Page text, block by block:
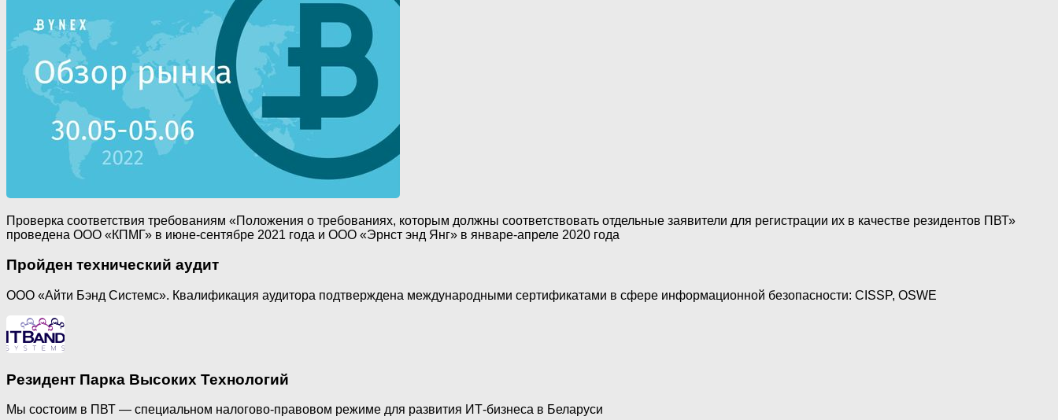
Проверка соответствия требованиям «Положения о требованиях, которым должны соответствовать отдельные заявители для регистрации их в качестве резидентов ПВТ»
проведена ООО «КПМГ» в июне-сентябре 2021 года и ООО «Эрнст энд Янг» в январе-апреле 2020 года
Пройден технический аудит
ООО «Айти Бэнд Системс». Квалификация аудитора подтверждена международными сертификатами в сфере информационной безопасности: CISSP, OSWE
Резидент Парка Высоких Технологий
Мы состоим в ПВТ — специальном налогово-правовом режиме для развития ИТ-бизнеса в Беларуси